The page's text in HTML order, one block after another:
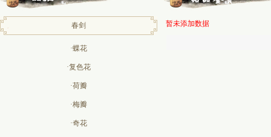
春剑
·蝶花
·复色花
·荷瓣
·梅瓣
·奇花
暂未添加数据